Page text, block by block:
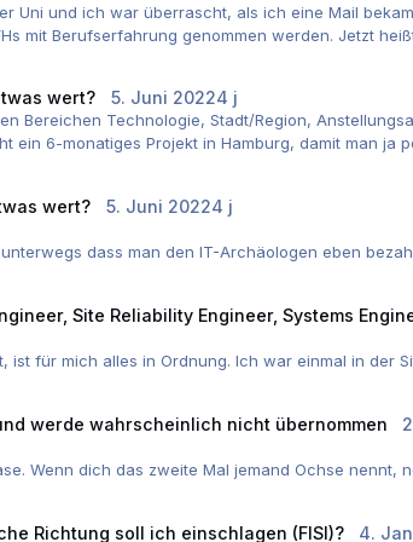
Uni und ich war überrascht, als ich eine Mail
mit Berufserfahrung genommen werden. Jetzt
wert? 5. Juni 20224 j
Bereichen Technologie, Stadt/Region,
ein 6-monatiges Projekt in Hamburg, damit man ja
ausschließt und Region Frankfurt fordert,
dutzendweise!
- ich bin IT-Archäologe!
wert? 5. Juni 20224 j
dass man den IT-Archäologen eben
Site Reliability Engineer, Systems
für mich alles in Ordnung. Ich war einmal in der
werde wahrscheinlich nicht übernommen
Wenn dich das zweite Mal jemand Ochse
wenn man hinterfragt, wie bei ihnen dieser
Richtung soll ich einschlagen (FISI)? 4.